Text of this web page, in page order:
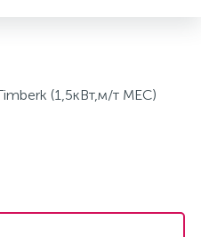
(1,5кВт,м/т МЕС)